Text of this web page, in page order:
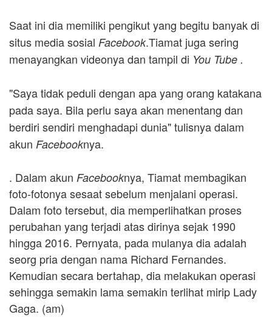
Saat ini dia memiliki pengikut yang begitu banyak di
situs media sosial Facebook.Tiamat juga sering
menayangkan videonya dan tampil di You Tube .
"Saya tidak peduli dengan apa yang orang katakana
pada saya. Bila perlu saya akan menentang dan
berdiri sendiri menghadapi dunia" tulisnya dalam
akun Facebooknya.
. Dalam akun Facebooknya, Tiamat membagikan
foto-fotonya sesaat sebelum menjalani operasi.
Dalam foto tersebut, dia memperlihatkan proses
perubahan yang terjadi atas dirinya sejak 1990
hingga 2016. Pernyata, pada mulanya dia adalah
seorg pria dengan nama Richard Fernandes.
Kemudian secara bertahap, dia melakukan operasi
sehingga semakin lama semakin terlihat mirip Lady
Gaga. (am)